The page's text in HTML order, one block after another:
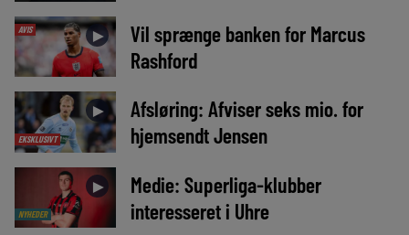
AVIS ►
Vil sprænge banken for Marcus
Rashford
EKSKLUSIVT
►
Afsløring: Afviser seks mio. for
hjemsendt Jensen
NYHEDER
►
Medie: Superliga-klubber
interesseret i Uhre